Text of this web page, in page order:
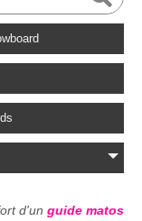
d'un guide matos